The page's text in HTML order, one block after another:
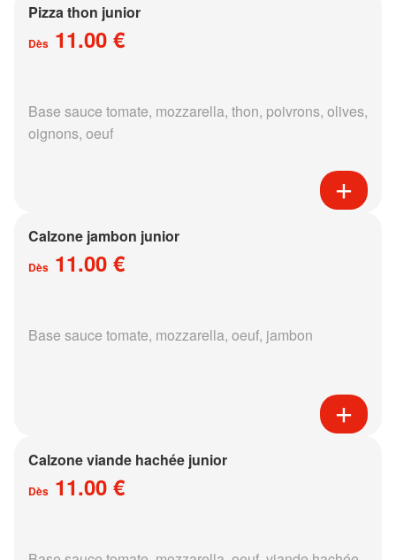
Pizza thon junior
Dès 11.00 €
Base sauce tomate, mozzarella, thon, poivrons, olives,
oignons, oeuf
Calzone jambon junior
Dès 11.00 €
Base sauce tomate, mozzarella, oeuf, jambon
Calzone viande hachée junior
Dès 11.00 €